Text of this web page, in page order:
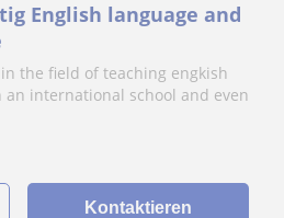
English language and
the field of teaching engkish
international school and even
Kontaktieren